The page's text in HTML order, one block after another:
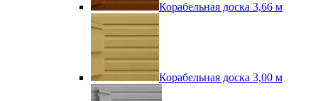
Корабельная доска 3,66 м
Корабельная доска 3,00 м